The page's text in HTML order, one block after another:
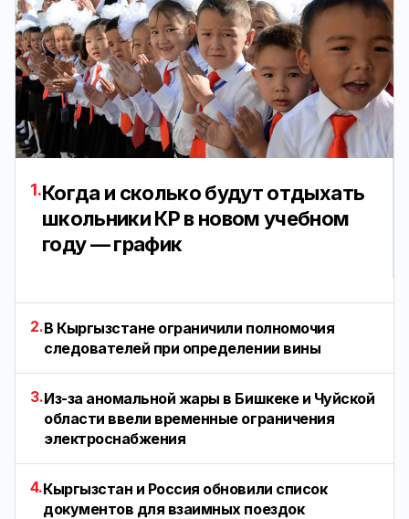
1.Когда и сколько будут отдыхать
школьники КР в новом учебном
году — график
2.В Кыргызстане ограничили полномочия
следователей при определении вины
3.Из-за аномальной жары в Бишкеке и Чуйской
области ввели временные ограничения
электроснабжения
4.Кыргызстан и Россия обновили список
документов для взаимных поездок